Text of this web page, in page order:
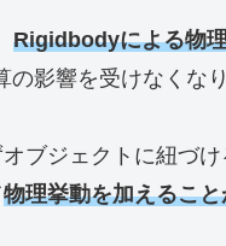
Rigidbodyによる物
影響を受けなくなり
ブジェクトに紐づ
物理挙動を加えるこ